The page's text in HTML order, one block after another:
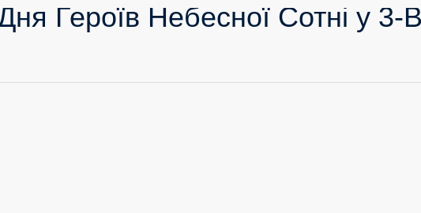
Героїв Небесної Сотні у 3-В